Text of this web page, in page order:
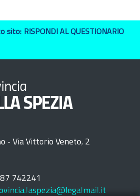
sito: RISPONDI AL QUESTIONARIO
SPEZIA
- Via Vittorio Veneto, 2
742241